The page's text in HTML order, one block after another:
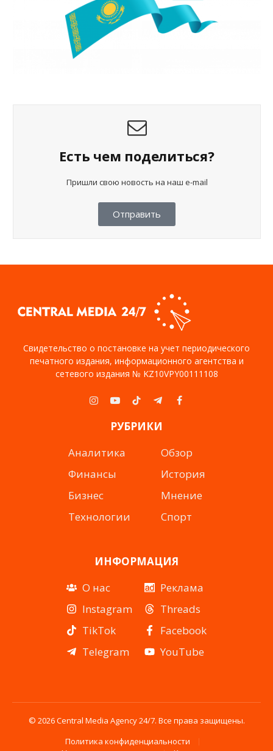
Есть чем поделиться?
Пришли свою новость на наш e-mail
Отправить
Свидетельство о постановке на учет периодического
печатного издания, информационного агентства и
сетевого издания № KZ10VPY00111108
Instagram
YouTubeTikTokTelegramFacebook
РУБРИКИ
Аналитика
Финансы
Бизнес
Технологии
Обзор
История
Мнение
Спорт
ИНФОРМАЦИЯ
О нас
Instagram
TikTok
Telegram
Реклама
Threads
Facebook
YouTube
© 2026 Central Media Agency 24/7. Все права защищены.
Политика конфиденциальности